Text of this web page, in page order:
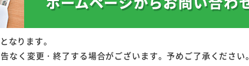
なります。
なく変更・終了する場合がございます。予めご了承ください。